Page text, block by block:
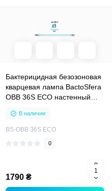
Бактерицидная безозоновая
кварцевая лампа BactoSfera
OBB 36S ECO настенный
В наличии
BS-OBB 36S ECO
0
1790 ₴